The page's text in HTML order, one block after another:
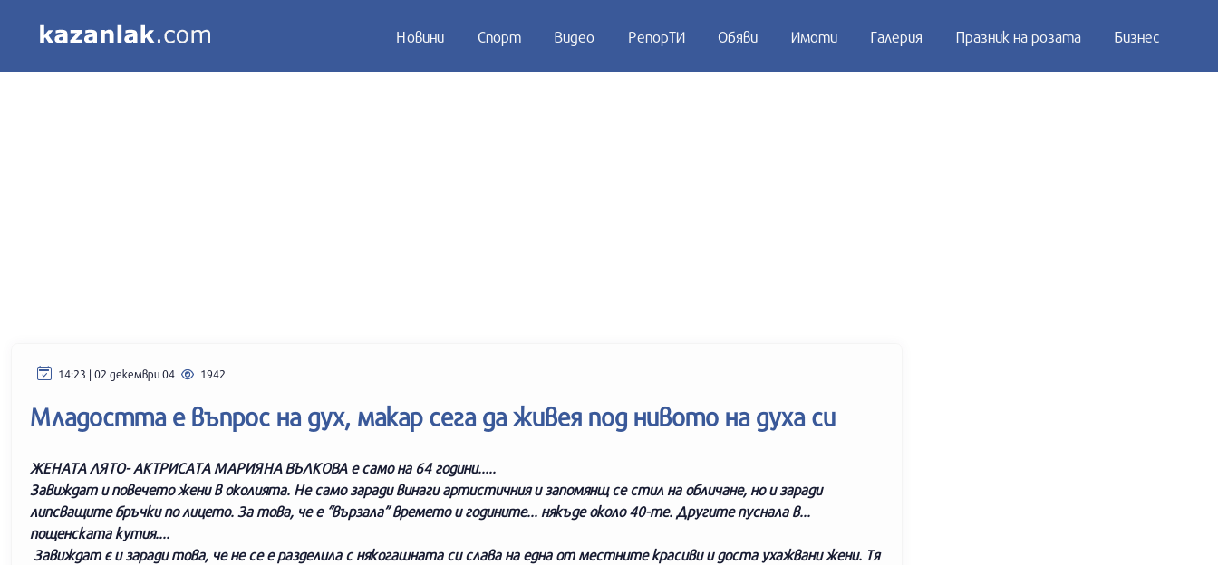
Новини Спорт Видео РепорТИ Обяви Имоти Галерия Празник на розата Бизнес
14:23 | 02 декември 04 1942
Младостта е въпрос на дух, макар сега да живея под нивото на духа си
ЖЕНАТА ЛЯТО- АКТРИСАТА МАРИЯНА ВЪЛКОВА е само на 64 години.....
Завиждат и повечето жени в околията. Не само заради винаги артистичния и запомянщ се стил на обличане, но и заради
липсващите бръчки по лицето. За това, че е “вързала” времето и годините... някъде около 40-те. Другите пуснала в...
пощенската кутия....
Завиждат є и заради това, че не се е разделила с някогашната си слава на една от местните красиви и доста ухажвани жени. Тя